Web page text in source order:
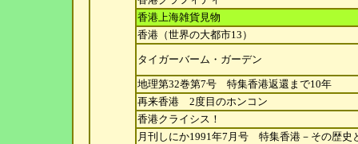
香港上海雑貨見物
香港（世界の大都市13）
タイガーバーム・ガーデン
地理第32巻第7号 特集香港返還まで10年
再来香港 2度目のホンコン
香港クライシス！
月刊しにか1991年7月号 特集香港－その歴史